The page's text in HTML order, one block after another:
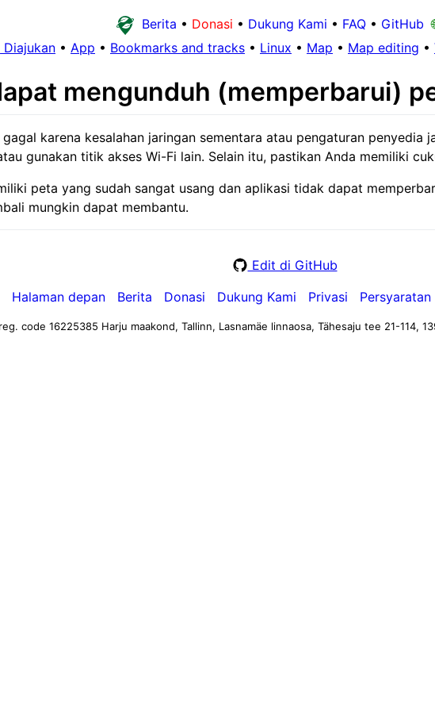
Berita • Donasi • Dukung Kami • FAQ • GitHub
Diajukan • App • Bookmarks and tracks • Linux • Map • Map editing •
mengunduh (memperbarui)
karena kesalahan jaringan sementara atau pengaturan
gunakan titik akses Wi-Fi lain. Selain itu, pastikan Anda memiliki
peta yang sudah sangat usang dan aplikasi tidak dapat
mungkin dapat membantu.
Edit di GitHub
Halaman depan
Berita Donasi Dukung Kami Privasi Persyaratan
code 16225385 Harju maakond, Tallinn, Lasnamäe linnaosa, Tähesaju tee 21-114,